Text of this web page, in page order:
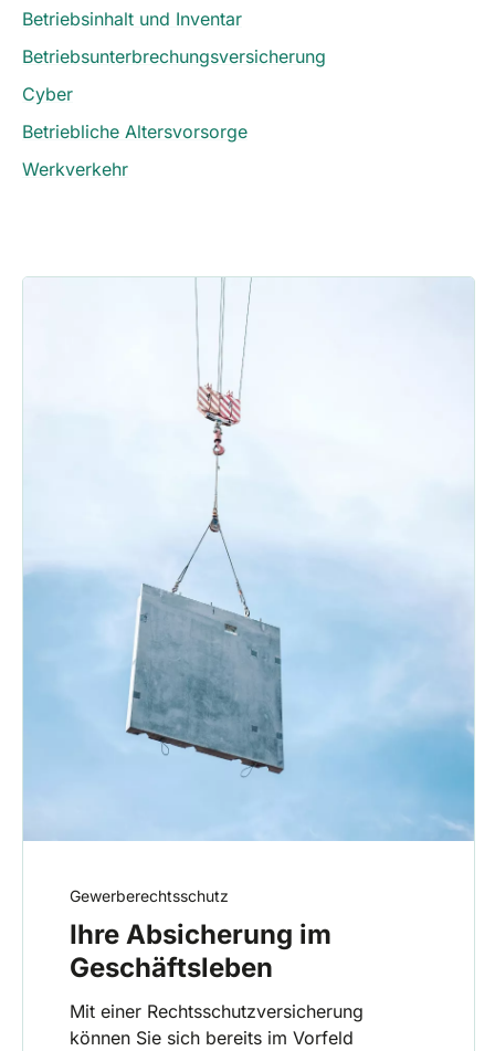
Betriebsinhalt und Inventar
Betriebsunterbrechungsversicherung
Cyber
Betriebliche Altersvorsorge
Werkverkehr
Gewerberechtsschutz
Ihre Absicherung im
Geschäftsleben
Mit einer Rechtsschutzversicherung
können Sie sich bereits im Vorfeld